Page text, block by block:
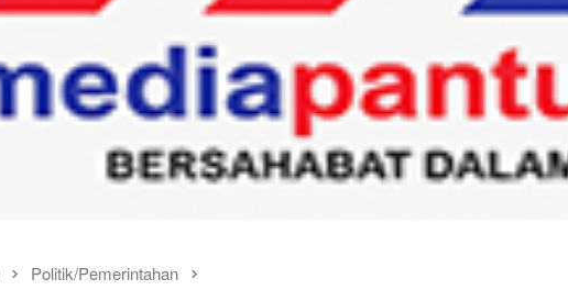
Politik/Pemerintahan